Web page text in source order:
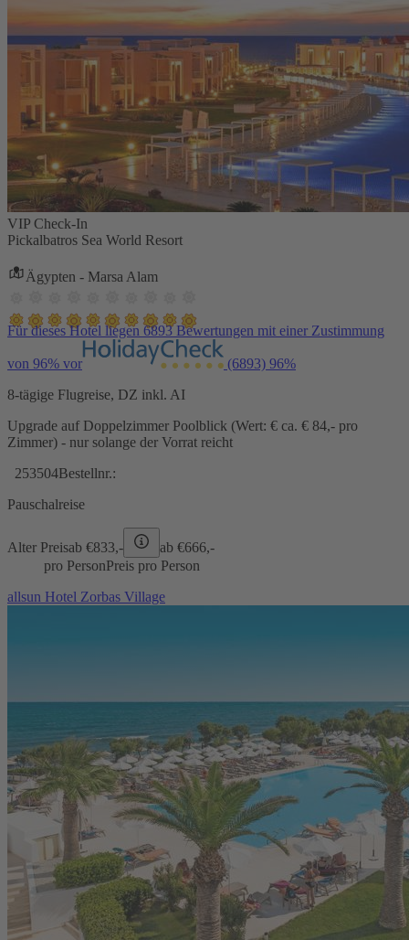
VIP Check-In
Pickalbatros Sea World Resort
Ägypten - Marsa Alam
Für dieses Hotel liegen 6893 Bewertungen mit einer Zustimmung
von 96% vor (6893) 96%
8-tägige Flugreise, DZ inkl. AI
Upgrade auf Doppelzimmer Poolblick (Wert: € ca. € 84,- pro
Zimmer) - nur solange der Vorrat reicht
253504Bestellnr.:
Pauschalreise
Alter Preisab €833,- ab €666,-
pro PersonPreis pro Person
allsun Hotel Zorbas Village